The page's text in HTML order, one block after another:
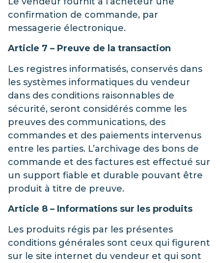
confirmation de commande, par
messagerie électronique.
Article 7 – Preuve de la transaction
Les registres informatisés, conservés dans
les systèmes informatiques du vendeur
dans des conditions raisonnables de
sécurité, seront considérés comme les
preuves des communications, des
commandes et des paiements intervenus
entre les parties. L’archivage des bons de
commande et des factures est effectué sur
un support fiable et durable pouvant être
produit à titre de preuve.
Article 8 – Informations sur les produits
Les produits régis par les présentes
conditions générales sont ceux qui figurent
sur le site internet du vendeur et qui sont